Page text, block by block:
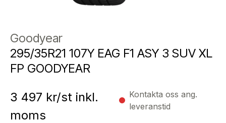
Goodyear
295/35R21 107Y EAG F1 ASY 3 SUV XL
FP GOODYEAR
3 497 kr/st inkl.
moms
Kontakta oss ang.
leveranstid